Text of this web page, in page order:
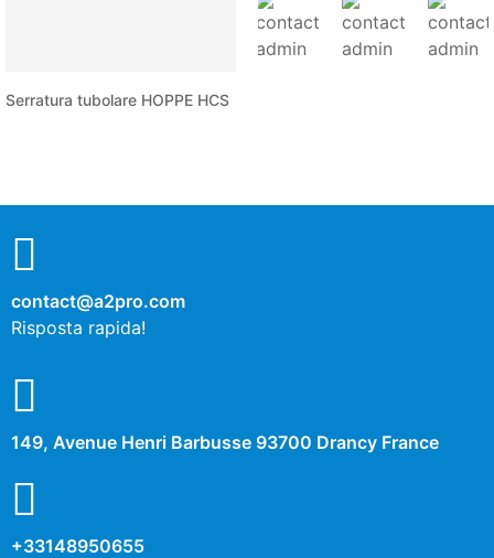
Serratura tubolare HOPPE HCS
contact@a2pro.com
Risposta rapida!
149, Avenue Henri Barbusse 93700 Drancy France
+33148950655